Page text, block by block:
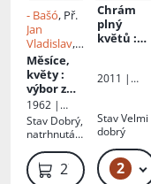
- Bašó, Př.
Jan
Vladislav,
Miroslav
Novák
Měsíce,
květy:
výbor z
básní
haiku
1962 |
Státní
nakladatels
literatury a
umění
Stav Dobrý,
natrhnutá
279 Kč
Chrám
plný
květů:
japonskýc
2011 |
StavVelmi
dobrý
2 1